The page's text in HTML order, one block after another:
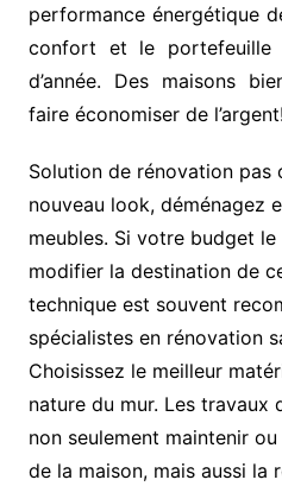
performance énergétique
confort et le portefeuille
d’année. Des maisons
faire économiser de l’argent!
Solution de rénovation pas
nouveau look, déménagez
meubles. Si votre budget
modifier la destination de
technique est souvent
spécialistes en rénovation
Choisissez le meilleur
nature du mur. Les travaux
non seulement maintenir
de la maison, mais aussi la